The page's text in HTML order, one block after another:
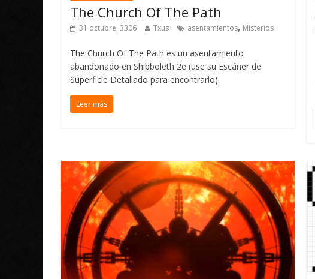
The Church Of The Path
31 octubre, 3306 Txus asentamientos, Misterios
The Church Of The Path es un asentamiento
abandonado en Shibboleth 2e (use su Escáner de
Superficie Detallado para encontrarlo).
Leer más